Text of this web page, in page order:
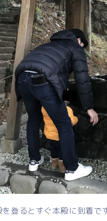
登るとすぐ本殿に到着で